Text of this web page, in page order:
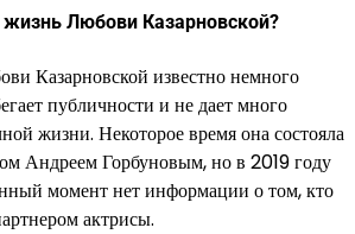
Любови Казарновской?
Казарновской известно немного
публичности и не дает много
жизни. Некоторое время она состояла
Андреем Горбуновым, но в 2019 году
момент нет информации о том, кто
актрисы.